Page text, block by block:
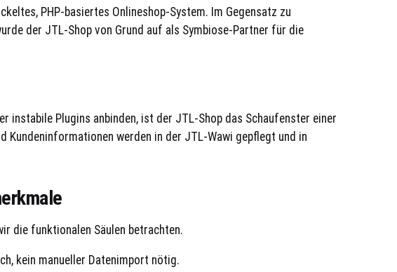
PHP-basiertes Onlineshop-System. Im Gegensatz zu
der JTL-Shop von Grund auf als Symbiose-Partner für die
instabile Plugins anbinden, ist der JTL-Shop das Schaufenster einer
Kundeninformationen werden in der JTL-Wawi gepflegt und in
die funktionalen Säulen betrachten.
kein manueller Datenimport nötig.